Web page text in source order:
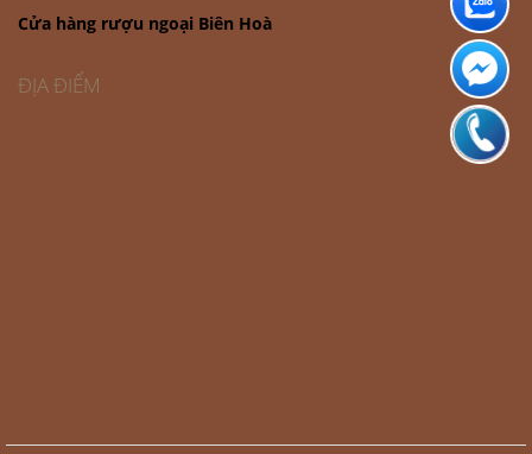
Cửa hàng rượu ngoại Biên Hoà
ĐỊA ĐIỂM